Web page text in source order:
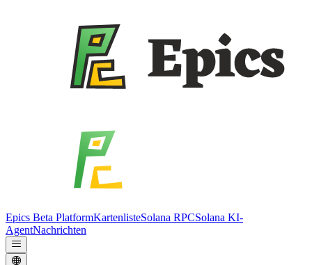
Epics Beta PlatformKartenlisteSolana RPCSolana KI-
AgentNachrichten